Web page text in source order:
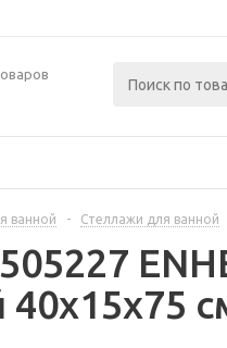
ванной - Стеллажи для ванной